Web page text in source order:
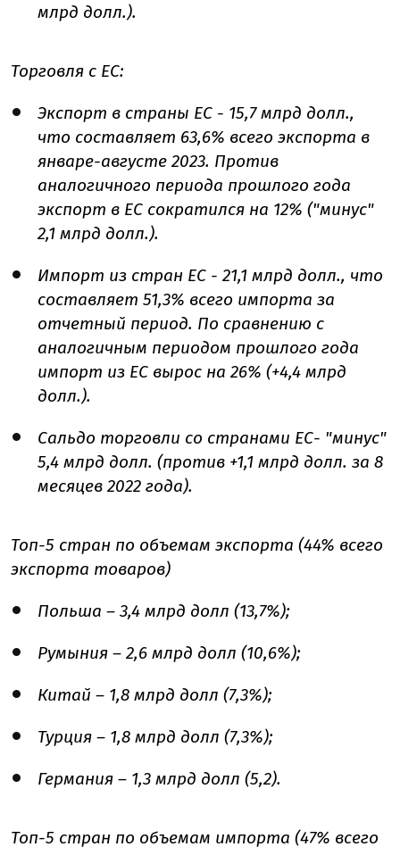
млрд долл.).
Торговля с ЕС:
Экспорт в страны ЕС - 15,7 млрд долл.,
что составляет 63,6% всего экспорта в
январе-августе 2023. Против
аналогичного периода прошлого года
экспорт в ЕС сократился на 12% ("минус"
2,1 млрд долл.).
Импорт из стран ЕС - 21,1 млрд долл., что
составляет 51,3% всего импорта за
отчетный период. По сравнению с
аналогичным периодом прошлого года
импорт из ЕС вырос на 26% (+4,4 млрд
долл.).
Сальдо торговли со странами ЕС- "минус"
5,4 млрд долл. (против +1,1 млрд долл. за 8
месяцев 2022 года).
Топ-5 стран по объемам экспорта (44% всего
экспорта товаров)
Польша – 3,4 млрд долл (13,7%);
Румыния – 2,6 млрд долл (10,6%);
Китай – 1,8 млрд долл (7,3%);
Турция – 1,8 млрд долл (7,3%);
Германия – 1,3 млрд долл (5,2).
Топ-5 стран по объемам импорта (47% всего